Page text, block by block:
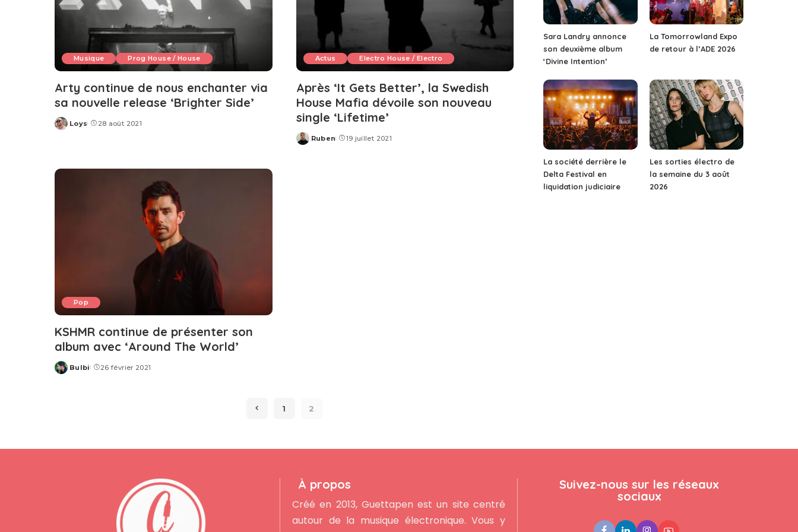
Musique Prog House / House
Arty continue de nous enchanter via
sa nouvelle release ‘Brighter Side’
Posted
Loys 28 août 2021
Actus Electro House / Electro
Après ‘It Gets Better’, la Swedish
House Mafia dévoile son nouveau
single ‘Lifetime’
Posted
Ruben 19 juillet 2021
Pop
KSHMR continue de présenter son
album avec ‘Around The World’
Posted
Bulbi 26 février 2021
1 2
Sara Landry annonce
son deuxième album
‘Divine Intention’
La Tomorrowland Expo
de retour à l’ADE 2026
La société derrière le
Delta Festival en
liquidation judiciaire
Les sorties électro de
la semaine du 3 août
2026
À propos
Créé en 2013, Guettapen est un site centré
autour de la musique électronique. Vous y
Suivez-nous sur les réseaux
sociaux